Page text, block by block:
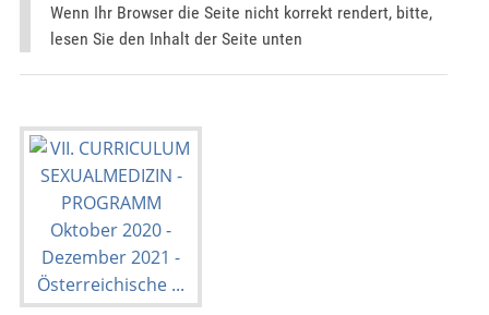
Wenn Ihr Browser die Seite nicht korrekt rendert, bitte,
lesen Sie den Inhalt der Seite unten